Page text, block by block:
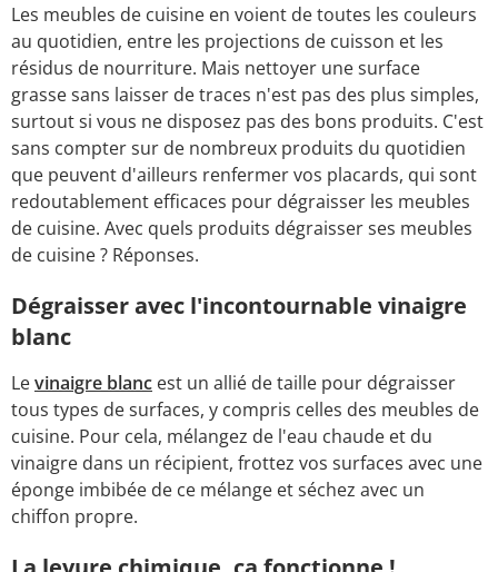
Les meubles de cuisine en voient de toutes les couleurs
au quotidien, entre les projections de cuisson et les
résidus de nourriture. Mais nettoyer une surface
grasse sans laisser de traces n'est pas des plus simples,
surtout si vous ne disposez pas des bons produits. C'est
sans compter sur de nombreux produits du quotidien
que peuvent d'ailleurs renfermer vos placards, qui sont
redoutablement efficaces pour dégraisser les meubles
de cuisine. Avec quels produits dégraisser ses meubles
de cuisine ? Réponses.
Dégraisser avec l'incontournable vinaigre
blanc
Levinaigre blanc est un allié de taille pour dégraisser
tous types de surfaces, y compris celles des meubles de
cuisine. Pour cela, mélangez de l'eau chaude et du
vinaigre dans un récipient, frottez vos surfaces avec une
éponge imbibée de ce mélange et séchez avec un
chiffon propre.